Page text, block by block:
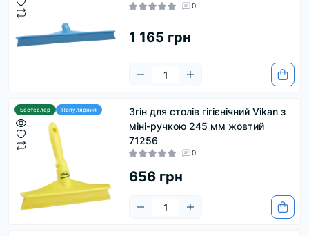
0
1 165 грн
Бестселер Популярний
Згін для столів гігієнічний Vikan з
міні-ручкою 245 мм жовтий
71256
0
656 грн